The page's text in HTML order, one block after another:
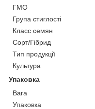
ГМО
Група стиглості
Класс семян
Сорт/Гібрид
Тип продукції
Культура
Упаковка
Вага
Упаковка